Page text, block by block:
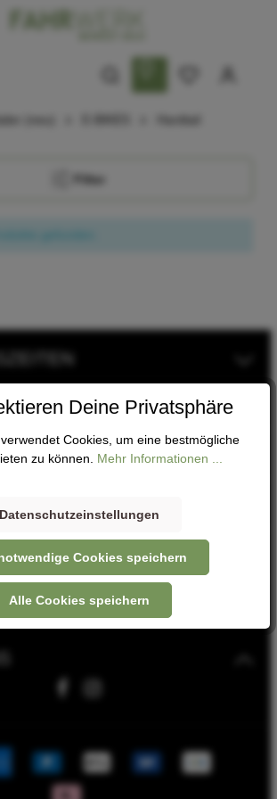
Filter
Deine Privatsphäre
Cookies, um eine bestmögliche
zu können. Mehr Informationen ...
Datenschutzeinstellungen
Cookies speichern
Alle Cookies speichern